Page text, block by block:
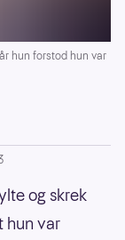
hun forstod hun var
og skrek
hun var